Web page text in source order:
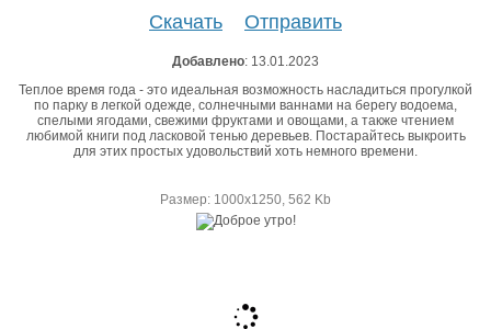
Скачать Отправить
Добавлено: 13.01.2023
Теплое время года - это идеальная возможность насладиться прогулкой
по парку в легкой одежде, солнечными ваннами на берегу водоема,
спелыми ягодами, свежими фруктами и овощами, а также чтением
любимой книги под ласковой тенью деревьев. Постарайтесь выкроить
для этих простых удовольствий хоть немного времени.
Размер: 1000х1250, 562 Kb